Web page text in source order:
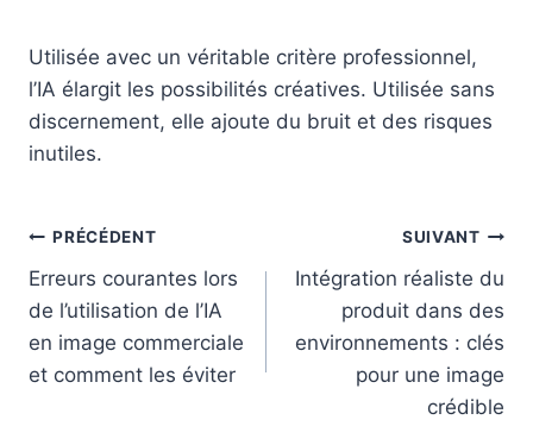
Utilisée avec un véritable critère professionnel,
l’IA élargit les possibilités créatives. Utilisée sans
discernement, elle ajoute du bruit et des risques
inutiles.
Navigation
de
l’article
PRÉCÉDENT
Erreurs courantes lors
de l’utilisation de l’IA
en image commerciale
et comment les éviter
SUIVANT
Intégration réaliste du
produit dans des
environnements : clés
pour une image
crédible